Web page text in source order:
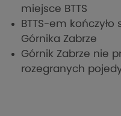
miejsce BTTS
BTTS-em
Górnika Zabrze
Górnik Zabrze nie
rozegranych